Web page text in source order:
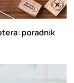
poradnik